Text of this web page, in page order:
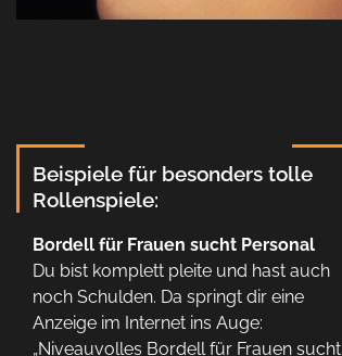
Beispiele für besonders tolle
Rollenspiele:
Bordell für Frauen sucht Personal
Du bist komplett pleite und hast auch
noch Schulden. Da springt dir eine
Anzeige im Internet ins Auge:
„Niveauvolles Bordell für Frauen sucht